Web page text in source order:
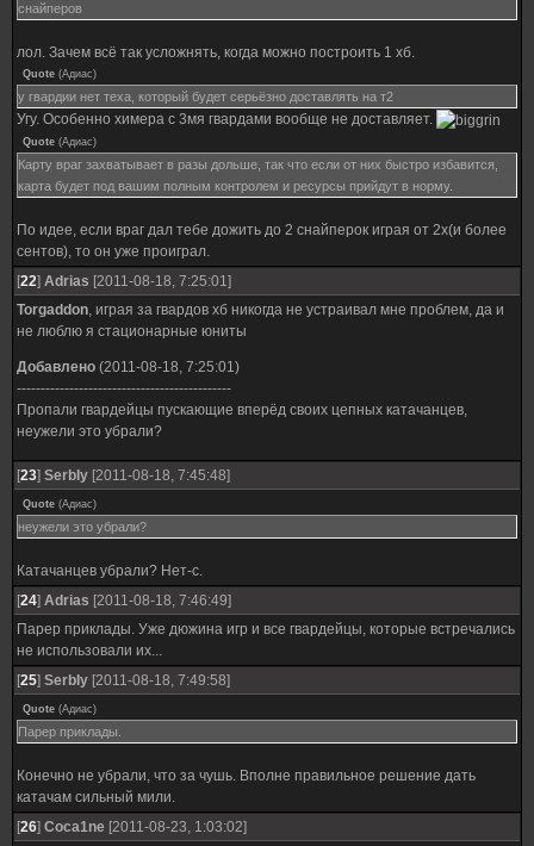
снайперов
лол. Зачем всё так усложнять, когда можно построить 1 хб.
Quote (Адиас)
у гвардии нет теха, который будет серьёзно доставлять на т2
Угу. Особенно химера с 3мя гвардами вообще не доставляет.
Quote (Адиас)
Карту враг захватывает в разы дольше, так что если от них быстро избавится,
карта будет под вашим полным контролем и ресурсы прийдут в норму.
По идее, если враг дал тебе дожить до 2 снайперок играя от 2х(и более
сентов), то он уже проиграл.
[22] Adrias [2011-08-18, 7:25:01]
Torgaddon, играя за гвардов хб никогда не устраивал мне проблем, да и
не люблю я стационарные юниты
Добавлено (2011-08-18, 7:25:01)
---------------------------------------------
Пропали гвардейцы пускающие вперёд своих цепных катачанцев,
неужели это убрали?
[23] SerbIy [2011-08-18, 7:45:48]
Quote (Адиас)
неужели это убрали?
Катачанцев убрали? Нет-с.
[24] Adrias [2011-08-18, 7:46:49]
Парер приклады. Уже дюжина игр и все гвардейцы, которые встречались
не использовали их...
[25] SerbIy [2011-08-18, 7:49:58]
Quote (Адиас)
Парер приклады.
Конечно не убрали, что за чушь. Вполне правильное решение дать
катачам сильный мили.
[26] Coca1ne [2011-08-23, 1:03:02]